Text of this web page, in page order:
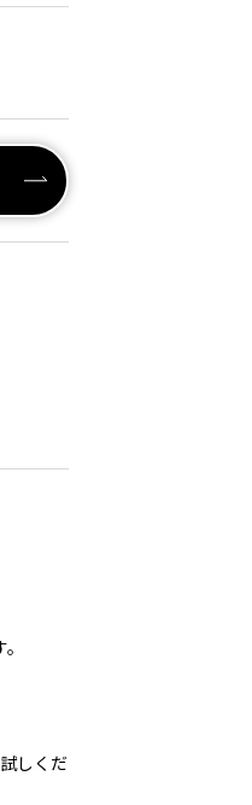
しくだ